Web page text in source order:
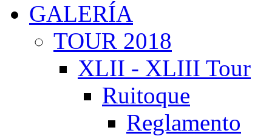
GALERÍA
TOUR 2018
XLII - XLIII Tour
Ruitoque
Reglamento